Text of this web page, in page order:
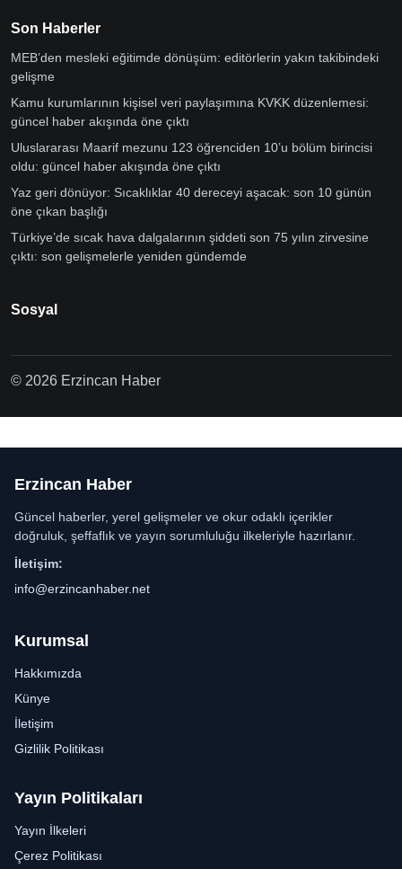
Son Haberler
MEB’den mesleki eğitimde dönüşüm: editörlerin yakın takibindeki
gelişme
Kamu kurumlarının kişisel veri paylaşımına KVKK düzenlemesi:
güncel haber akışında öne çıktı
Uluslararası Maarif mezunu 123 öğrenciden 10’u bölüm birincisi
oldu: güncel haber akışında öne çıktı
Yaz geri dönüyor: Sıcaklıklar 40 dereceyi aşacak: son 10 günün
öne çıkan başlığı
Türkiye’de sıcak hava dalgalarının şiddeti son 75 yılın zirvesine
çıktı: son gelişmelerle yeniden gündemde
Sosyal
© 2026 Erzincan Haber
Erzincan Haber
Güncel haberler, yerel gelişmeler ve okur odaklı içerikler
doğruluk, şeffaflık ve yayın sorumluluğu ilkeleriyle hazırlanır.
İletişim:
info@erzincanhaber.net
Kurumsal
Hakkımızda
Künye
İletişim
Gizlilik Politikası
Yayın Politikaları
Yayın İlkeleri
Çerez Politikası